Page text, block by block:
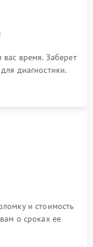
время. Заберет
диагностики.
и стоимость
о сроках ее